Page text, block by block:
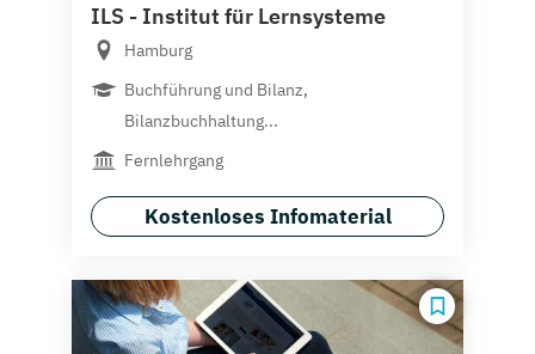
ILS - Institut für Lernsysteme
Hamburg
Buchführung und Bilanz,
Bilanzbuchhaltung...
Fernlehrgang
Kostenloses Infomaterial